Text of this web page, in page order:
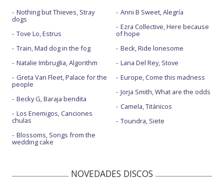
Nothing but Thieves, Stray
dogs
Tove Lo, Estrus
Train, Mad dog in the fog
Natalie Imbruglia, Algorithm
Greta Van Fleet, Palace for the
people
Becky G, Baraja bendita
Los Enemigos, Canciones
chulas
Blossoms, Songs from the
wedding cake
Anni B Sweet, Alegría
Ezra Collective, Here because
of hope
Beck, Ride lonesome
Lana Del Rey, Stove
Europe, Come this madness
Jorja Smith, What are the odds
Camela, Titánicos
Toundra, Siete
NOVEDADES DISCOS